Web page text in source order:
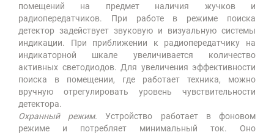
помещений на предмет наличия жучков и
радиопередатчиков. При работе в режиме поиска
детектор задействует звуковую и визуальную системы
индикации. При приближении к радиопередатчику на
индикаторной шкале увеличивается количество
активных светодиодов. Для увеличения эффективности
поиска в помещении, где работает техника, можно
вручную отрегулировать уровень чувствительности
детектора.
Охранный режим.Устройство работает в фоновом
режиме и потребляет минимальный ток. Оно